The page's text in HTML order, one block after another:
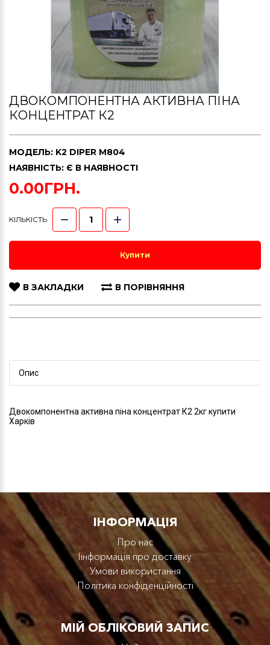
ДВОКОМПОНЕНТНА АКТИВНА ПІНА
КОНЦЕНТРАТ К2
МОДЕЛЬ: K2 DIPER M804
НАЯВНІСТЬ: Є В НАЯВНОСТІ
0.00ГРН.
КІЛЬКІСТЬ
Купити
В ЗАКЛАДКИ В ПОРІВНЯННЯ
Опис
Двокомпонентна активна піна концентрат К2 2кг купити
Харків
IНФОРМАЦІЯ
Про нас
Iінформація про доставку
Умови використання
Політика конфіденційності
МІЙ ОБЛІКОВИЙ ЗАПИС